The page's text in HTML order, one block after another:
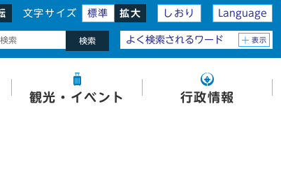
文字サイズ 標準 拡大 しおり Language
検索 よく検索されるワード 表示
観光・イベント 行政情報